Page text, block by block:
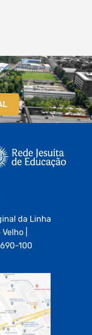
da Linha
|
100